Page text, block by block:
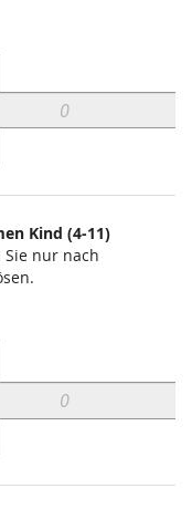
Kind (4-11)
Sie nur nach